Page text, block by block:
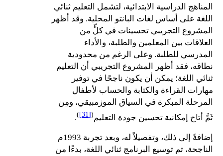
المناهج الدراسية الابتدائية، لتشمل التعليم ثنائي
اللغة على أساس لغات البانتو المحلية. وقد أظهر
المشروع التجريبي تحسينات في كلٍّ من
العلاقات بين المعلمين والطلبة، والأداء
المدرسي للطلبة. وعلى الرغم من محدودية
نطاقه، فقد أظهر المشروع التجريبي أن التعليم
ثنائي اللغة؛ يمكن أن يكون ناجحًا في توفير
مهارات القراءة والكتابة والحساب لأطفال
المرحلة المبكرة في السياق الموزمبيقي، ومِن
ثَمَّ أتاح إمكانية تحسين جودة التعليم(
[31]
)
.
إضافةً إلى ذلك، وتفصيلاً له، وبعد تجربة 1993م
الناجحة، تم توسيع البرنامج ثنائي اللغة، بدءًا من